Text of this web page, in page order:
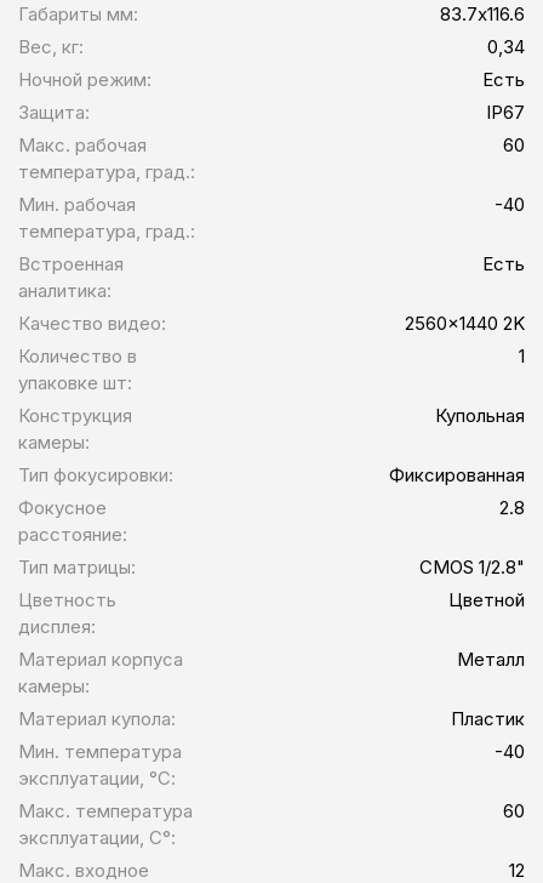
Габариты мм:
83.7х116.6
Вес, кг:
0,34
Ночной режим:
Есть
Защита:
IP67
Макс. рабочая
температура, град.:
60
Мин. рабочая
температура, град.:
-40
Встроенная
аналитика:
Есть
Качество видео:
2560x1440 2K
Количество в
упаковке шт:
1
Конструкция
камеры:
Купольная
Тип фокусировки:
Фиксированная
Фокусное
расстояние:
2.8
Тип матрицы:
CMOS 1/2.8"
Цветность
дисплея:
Цветной
Материал корпуса
камеры:
Металл
Материал купола:
Пластик
Мин. температура
эксплуатации, °С:
-40
Макс. температура
эксплуатации, С°:
60
Макс. входное
12